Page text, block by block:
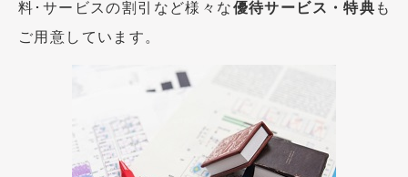
料･サービスの割引など様々な優待サービス・特典 も
ご用意しています。